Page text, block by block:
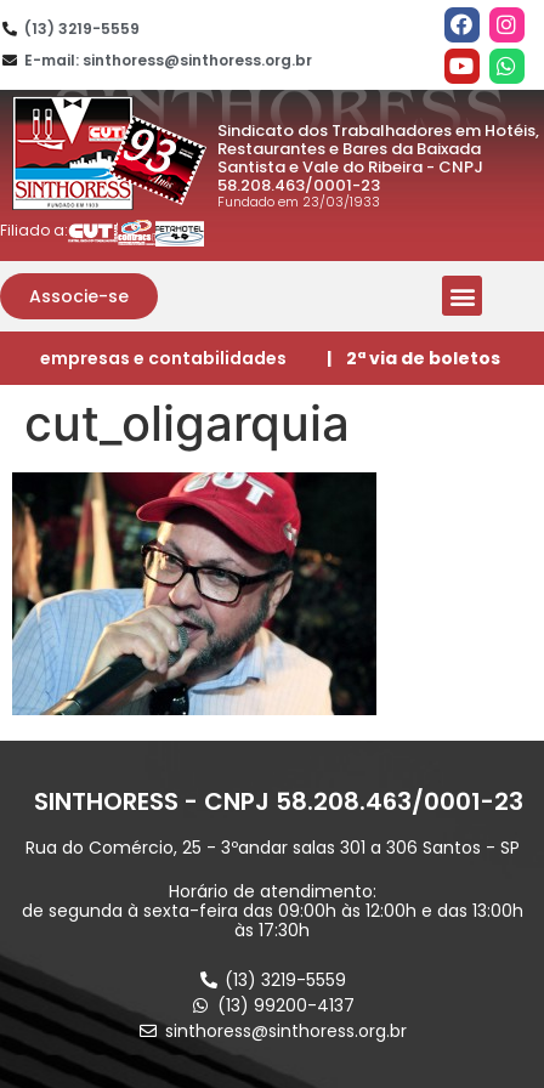
(13) 3219-5559
E-mail: sinthoress@sinthoress.org.br
Sindicato dos Trabalhadores em Hotéis,
Restaurantes e Bares da Baixada
Santista e Vale do Ribeira - CNPJ
58.208.463/0001-23
Fundado em 23/03/1933
Filiado a:
Associe-se
empresas e contabilidades | 2ª via de boletos
cut_oligarquia
SINTHORESS - CNPJ 58.208.463/0001-23
Rua do Comércio, 25 - 3ºandar salas 301 a 306 Santos - SP
Horário de atendimento:
de segunda à sexta-feira das 09:00h às 12:00h e das 13:00h
às 17:30h
(13) 3219-5559
(13) 99200-4137
sinthoress@sinthoress.org.br